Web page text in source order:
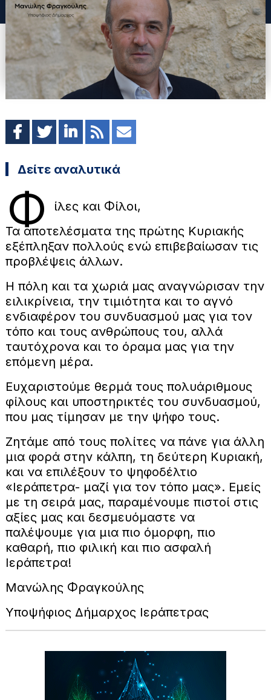
Δείτε αναλυτικά
Φ
ίλες και Φίλοι,
Τα αποτελέσματα της πρώτης Κυριακής
εξέπληξαν πολλούς ενώ επιβεβαίωσαν τις
προβλέψεις άλλων.
Η πόλη και τα χωριά μας αναγνώρισαν την
ειλικρίνεια, την τιμιότητα και το αγνό
ενδιαφέρον του συνδυασμού μας για τον
τόπο και τους ανθρώπους του, αλλά
ταυτόχρονα και το όραμα μας για την
επόμενη μέρα.
Ευχαριστούμε θερμά τους πολυάριθμους
φίλους και υποστηρικτές του συνδυασμού,
που μας τίμησαν με την ψήφο τους.
Ζητάμε από τους πολίτες να πάνε για άλλη
μια φορά στην κάλπη, τη δεύτερη Κυριακή,
και να επιλέξουν το ψηφοδέλτιο
«Ιεράπετρα- μαζί για τον τόπο μας». Εμείς
με τη σειρά μας, παραμένουμε πιστοί στις
αξίες μας και δεσμευόμαστε να
παλέψουμε για μια πιο όμορφη, πιο
καθαρή, πιο φιλική και πιο ασφαλή
Ιεράπετρα!
Μανώλης Φραγκούλης
Υποψήφιος Δήμαρχος Ιεράπετρας